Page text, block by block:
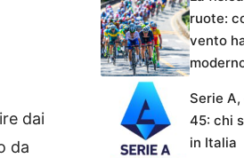
dai
da
ruote:
vento
Serie
45: chi
in Italia